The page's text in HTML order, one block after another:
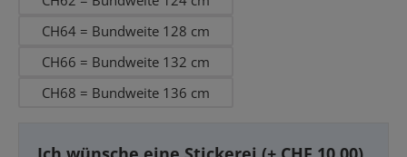
CH64 = Bundweite 128 cm
CH66 = Bundweite 132 cm
CH68 = Bundweite 136 cm